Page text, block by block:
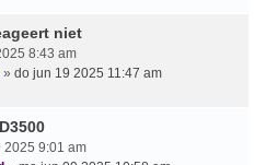
niet
8:43 am
» do jun 19 2025 11:47 am
2025 9:01 am